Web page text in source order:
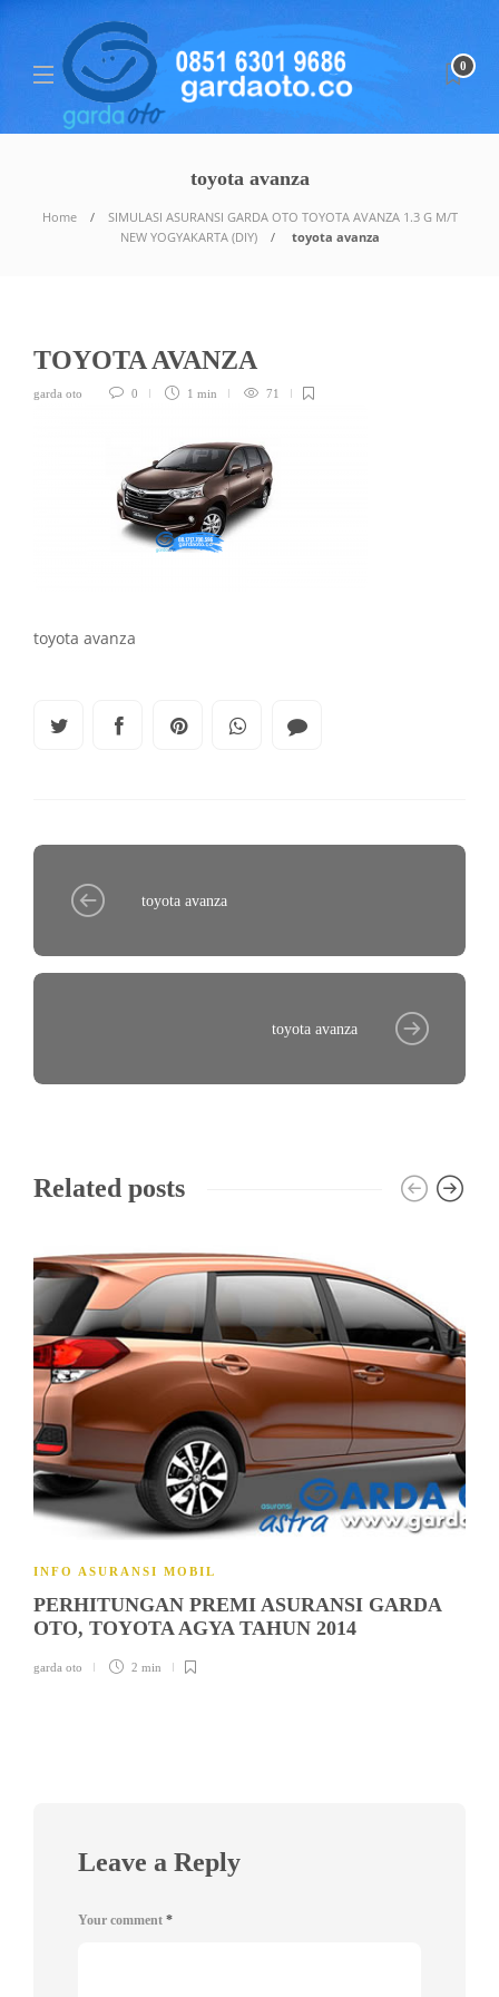
0
toyota avanza
Home
SIMULASI ASURANSI GARDA OTO TOYOTA AVANZA 1.3 G M/T
NEW YOGYAKARTA (DIY)
toyota avanza
TOYOTA AVANZA
garda oto 0 1 min 71
toyota avanza
toyota avanza
toyota avanza
Related posts
INFO ASURANSI MOBIL
PERHITUNGAN PREMI ASURANSI GARDA
OTO, TOYOTA AGYA TAHUN 2014
garda oto 2 min
Leave a Reply
Your comment *